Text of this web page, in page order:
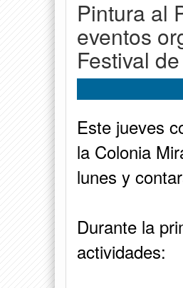
Pintura al
eventos
Festival
Este jueves
la Colonia
lunes y
Durante la
actividades: